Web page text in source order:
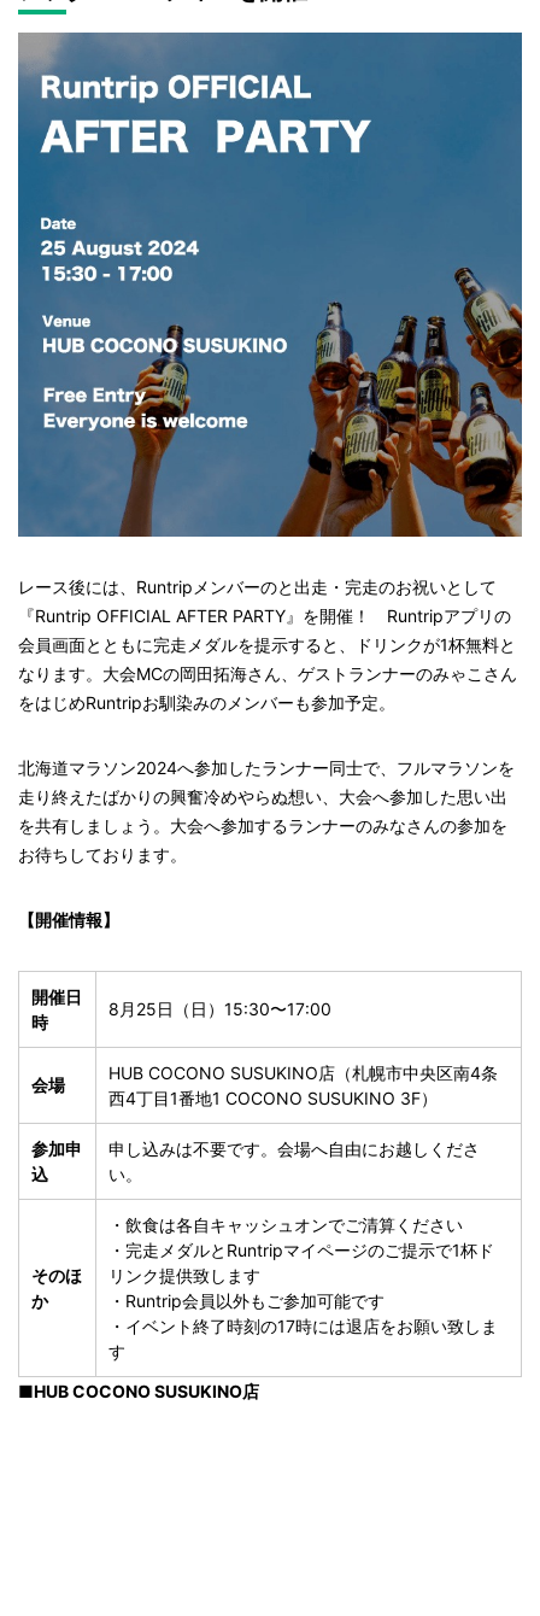
レース後には、Runtripメンバーのと出走・完走のお祝いとして
『Runtrip OFFICIAL AFTER PARTY』を開催！ Runtripアプリの
会員画面とともに完走メダルを提示すると、ドリンクが1杯無料と
なります。大会MCの岡田拓海さん、ゲストランナーのみゃこさん
をはじめRuntripお馴染みのメンバーも参加予定。
北海道マラソン2024へ参加したランナー同士で、フルマラソンを
走り終えたばかりの興奮冷めやらぬ想い、大会へ参加した思い出
を共有しましょう。大会へ参加するランナーのみなさんの参加を
お待ちしております。
【開催情報】
開催日
時
8月25日（日）15:30〜17:00
会場
HUB COCONO SUSUKINO店（札幌市中央区南4条
西4丁目1番地1 COCONO SUSUKINO 3F）
参加申
込
申し込みは不要です。会場へ自由にお越しくださ
い。
そのほ
か
・飲食は各自キャッシュオンでご清算ください
・完走メダルとRuntripマイページのご提示で1杯ド
リンク提供致します
・Runtrip会員以外もご参加可能です
・イベント終了時刻の17時には退店をお願い致しま
す
■HUB COCONO SUSUKINO店